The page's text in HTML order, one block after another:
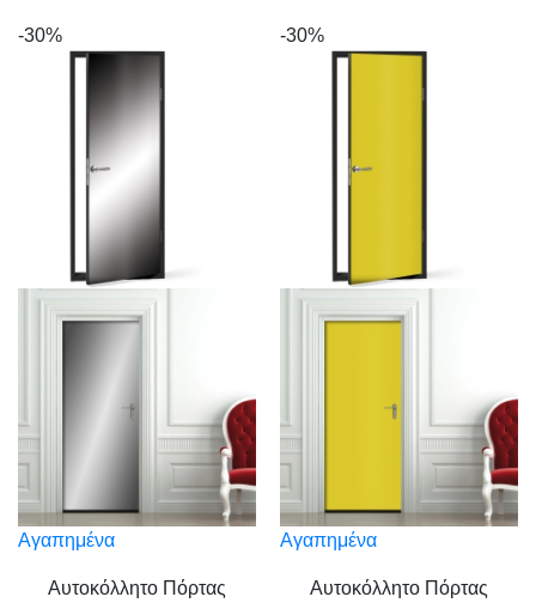
-30%
Αγαπημένα
Αυτοκόλλητο Πόρτας
-30%
Αγαπημένα
Αυτοκόλλητο Πόρτας